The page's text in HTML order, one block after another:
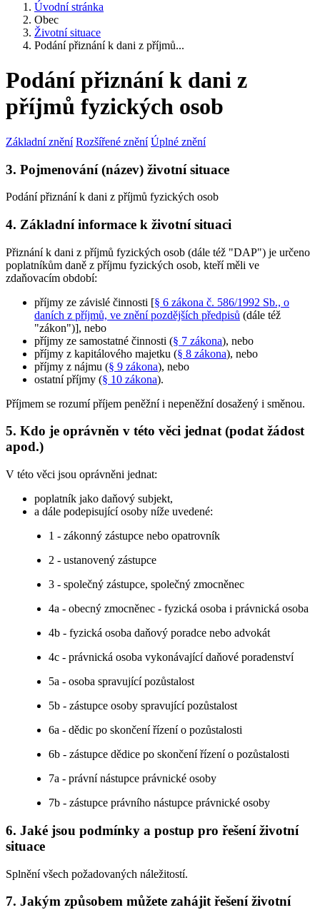
Úvodní stránka
Obec
Životní situace
Podání přiznání k dani z příjmů...
Podání přiznání k dani z
příjmů fyzických osob
Základní znění Rozšířené znění Úplné znění
3. Pojmenování (název) životní situace
Podání přiznání k dani z příjmů fyzických osob
4. Základní informace k životní situaci
Přiznání k dani z příjmů fyzických osob (dále též "DAP") je určeno
poplatníkům daně z příjmu fyzických osob, kteří měli ve
zdaňovacím období:
příjmy ze závislé činnosti [§ 6 zákona č. 586/1992 Sb., o
daních z příjmů, ve znění pozdějších předpisů (dále též
"zákon")], nebo
příjmy ze samostatné činnosti (§ 7 zákona), nebo
příjmy z kapitálového majetku (§ 8 zákona), nebo
příjmy z nájmu (§ 9 zákona), nebo
ostatní příjmy (§ 10 zákona).
Příjmem se rozumí příjem peněžní i nepeněžní dosažený i směnou.
5. Kdo je oprávněn v této věci jednat (podat žádost
apod.)
V této věci jsou oprávněni jednat:
poplatník jako daňový subjekt,
a dále podepisující osoby níže uvedené:
1 - zákonný zástupce nebo opatrovník
2 - ustanovený zástupce
3 - společný zástupce, společný zmocněnec
4a - obecný zmocněnec - fyzická osoba i právnická osoba
4b - fyzická osoba daňový poradce nebo advokát
4c - právnická osoba vykonávající daňové poradenství
5a - osoba spravující pozůstalost
5b - zástupce osoby spravující pozůstalost
6a - dědic po skončení řízení o pozůstalosti
6b - zástupce dědice po skončení řízení o pozůstalosti
7a - právní nástupce právnické osoby
7b - zástupce právního nástupce právnické osoby
6. Jaké jsou podmínky a postup pro řešení životní
situace
Splnění všech požadovaných náležitostí.
7. Jakým způsobem můžete zahájit řešení životní